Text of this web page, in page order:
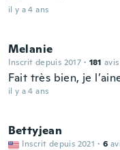
il y a 4 ans
Melanie
Inscrit depuis 2017 · 181 avis
Fait très bien, je
il y a 4 ans
Bettyjean
Inscrit depuis 2021 · 6